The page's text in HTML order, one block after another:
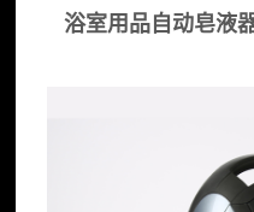
浴室用品自动皂液